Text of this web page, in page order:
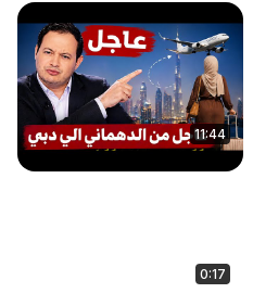
11:44
0:17